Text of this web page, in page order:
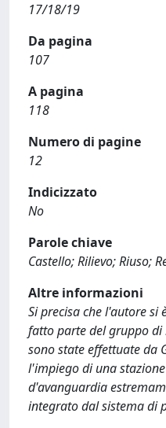
17/18/19
Da pagina
107
A pagina
118
Numero di pagine
12
Indicizzato
No
Parole chiave
Castello; Rilievo; Riuso;
Altre informazioni
Si precisa che l'autore
fatto parte del gruppo di
sono state effettuate da
l'impiego di una
d'avanguardia
integrato dal sistema di